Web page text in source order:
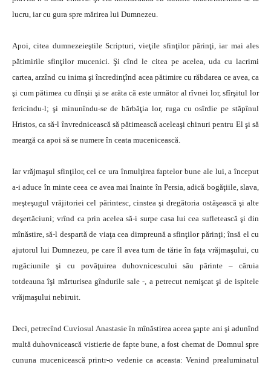
lucru, iar cu gura spre mărirea lui Dumnezeu.
Apoi, citea dumnezeieştile Scripturi, vieţile sfinţilor părinţi, iar mai ales
pătimirile sfinţilor mucenici. Şi cînd le citea pe acelea, uda cu lacrimi
cartea, arzînd cu inima şi încredinţînd acea pătimire cu răbdarea ce avea, ca
şi cum pătimea cu dînşii şi se arăta că este următor al rîvnei lor, sfîrşitul lor
fericindu-l; şi minunîndu-se de bărbăţia lor, ruga cu osîrdie pe stăpînul
Hristos, ca să-l învrednicească să pătimească aceleaşi chinuri pentru El şi să
meargă ca apoi să se numere în ceata mucenicească.
Iar vrăjmaşul sfinţilor, cel ce ura înmulţirea faptelor bune ale lui, a început
a-i aduce în minte ceea ce avea mai înainte în Persia, adică bogăţiile, slava,
meşteşugul vrăjitoriei cel părintesc, cinstea şi dregătoria ostăşească şi alte
deşertăciuni; vrînd ca prin acelea să-i surpe casa lui cea sufletească şi din
mînăstire, să-l despartă de viaţa cea dimpreună a sfinţilor părinţi; însă el cu
ajutorul lui Dumnezeu, pe care îl avea turn de tărie în faţa vrăjmaşului, cu
rugăciunile şi cu povăţuirea duhovnicescului său părinte – căruia
totdeauna îşi mărturisea gîndurile sale -, a petrecut nemişcat şi de ispitele
vrăjmaşului nebiruit.
Deci, petrecînd Cuviosul Anastasie în mînăstirea aceea şapte ani şi adunînd
multă duhovnicească vistierie de fapte bune, a fost chemat de Domnul spre
cununa mucenicească printr-o vedenie ca aceasta: Venind prealuminatul